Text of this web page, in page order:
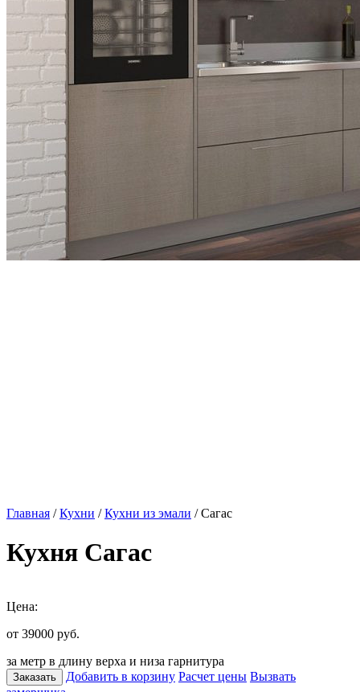
Главная /Кухни /Кухни из эмали / Сагас
Кухня Сагас
Цена:
от 39000 руб.
за метр в длину верха и низа гарнитура
Заказать Добавить в корзину Расчет цены Вызвать